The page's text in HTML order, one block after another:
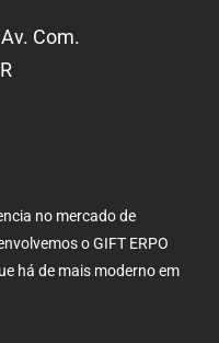
Com.
no mercado de
o GIFT ERPO
há de mais moderno em